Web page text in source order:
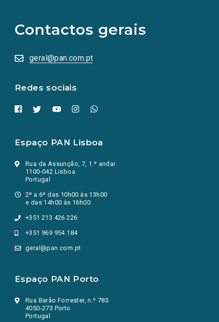
Contactos gerais
geral@pan.com.pt
Redes sociais
redes
sociais
numa
nova
Espaço PAN Lisboa
Rua da Assunção, 7, 1.º andar
1100-042 Lisboa
Portugal
2ª a 6ª das 10h00 às 13h00
e das 14h00 às 16h00
+351 213 426 226
+351 969 954 184
geral@pan.com.pt
Espaço PAN Porto
Rua Barão Forrester, n.º 783
4050-273 Porto
Portugal